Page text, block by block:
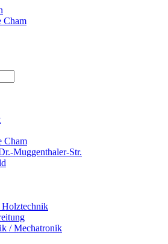
Cham
Muggenthaler-Str.
/ Mechatronik